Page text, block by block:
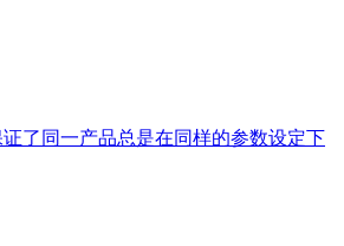
了同一产品总是在同样的参数设定下